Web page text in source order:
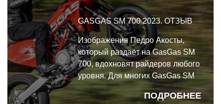
GASGAS SM 700 2023. ОТЗЫВ
ПОДРОБНЕЕ
Изображения Педро Акосты,
который раздаёт на GasGas SM
700, вдохновят райдеров любого
уровня. Для многих GasGas SM
700 2023 - это прекрасный
большекубатурный супермото с